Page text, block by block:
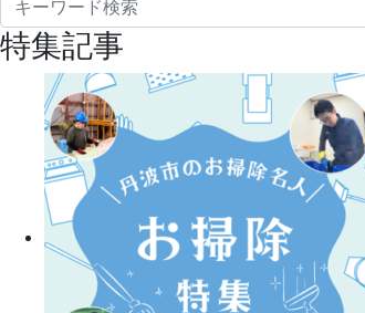
特集記事